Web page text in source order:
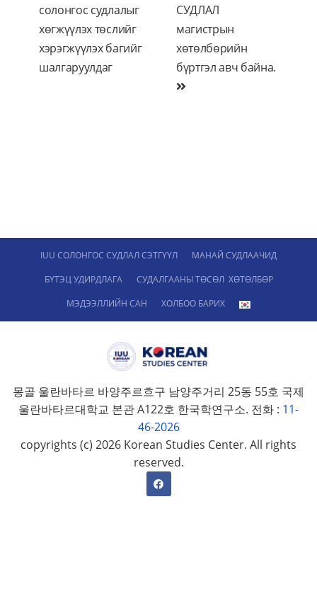
СУДЛАЛ
магистрын
хөтөлбөрийн
бүртгэл авч байна.
солонгос судлалыг
хөгжүүлэх төслийг
хэрэгжүүлэх багийг
шалгаруулдаг
IUU СОЛОНГОС СУДЛАЛ СЭТГҮҮЛ
МАНАЙ СУДЛААЧИД
БҮТЭЦ УДИРДЛАГА
СУДАЛГААНЫ ТӨСӨЛ ХӨТӨЛБӨР
МЭДЭЭЛЛИЙН САН
ХОЛБОО БАРИХ
몽골 울란바타르 바양주르흐구 남양주거리 25동 55호 국제
울란바타르대학교 본관 A122호 한국학연구소. 전화 : 11-
46-2026
copyrights (c) 2026 Korean Studies Center. All rights
reserved.